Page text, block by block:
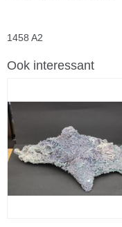
1458 A2
Ook interessant